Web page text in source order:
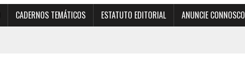
CADERNOS TEMÁTICOS ESTATUTO EDITORIAL ANUNCIE CONNOSCO